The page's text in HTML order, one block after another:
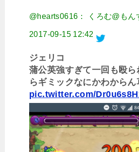
@hearts0616： くろむ@もん
2017-09-15 12:42
ジェリコ
蒲公英強すぎて一回も殴
らギミックなにかわからん
pic.twitter.com/